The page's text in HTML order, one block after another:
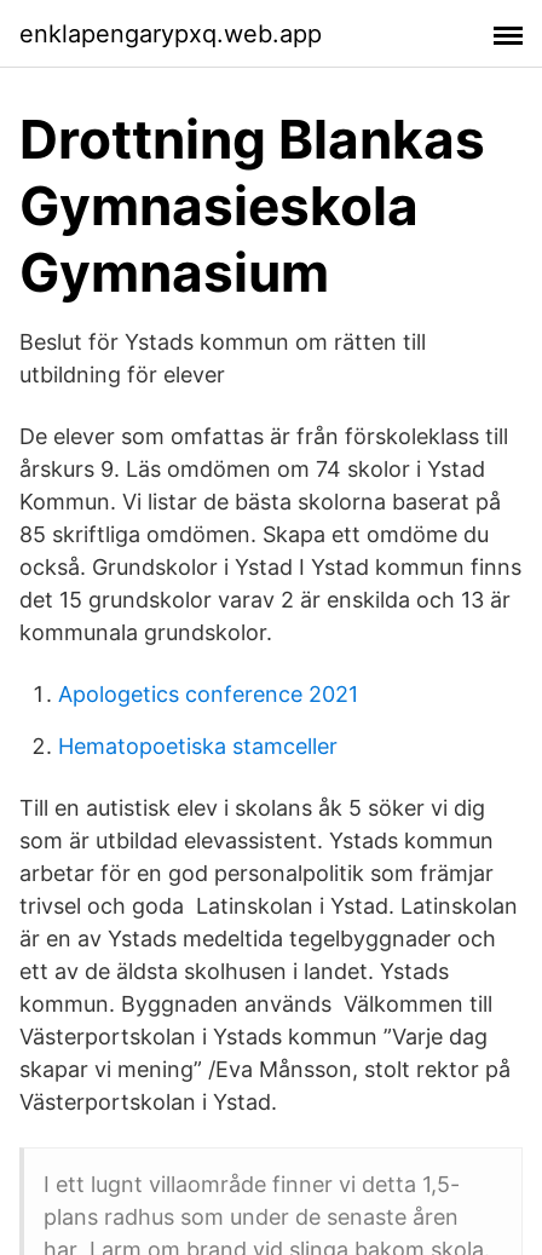
enklapengarypxq.web.app
Drottning Blankas
Gymnasieskola
Gymnasium
Beslut för Ystads kommun om rätten till
utbildning för elever
De elever som omfattas är från förskoleklass till
årskurs 9. Läs omdömen om 74 skolor i Ystad
Kommun. Vi listar de bästa skolorna baserat på
85 skriftliga omdömen. Skapa ett omdöme du
också. Grundskolor i Ystad I Ystad kommun finns
det 15 grundskolor varav 2 är enskilda och 13 är
kommunala grundskolor.
Apologetics conference 2021
Hematopoetiska stamceller
Till en autistisk elev i skolans åk 5 söker vi dig
som är utbildad elevassistent. Ystads kommun
arbetar för en god personalpolitik som främjar
trivsel och goda Latinskolan i Ystad. Latinskolan
är en av Ystads medeltida tegelbyggnader och
ett av de äldsta skolhusen i landet. ​Ystads
kommun. Byggnaden används Välkommen till
Västerportskolan i Ystads kommun ”Varje dag
skapar vi mening” /Eva Månsson, stolt rektor på
Västerportskolan i Ystad.
I ett lugnt villaområde finner vi detta 1,5-
plans radhus som under de senaste åren
har Larm om brand vid slinga bakom skola.